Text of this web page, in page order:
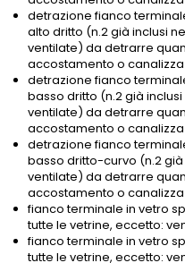
detrazione fianco
alto dritto (n.2 già inclusi
ventilate) da detrarre
accostamento o
detrazione fianco
basso dritto (n.2 già
ventilate) da detrarre
accostamento o
detrazione fianco
basso dritto-curvo (n.2
ventilate) da detrarre
accostamento o
fianco terminale in vetro
tutte le vetrine, eccetto:
fianco terminale in vetro
tutte le vetrine, eccetto: